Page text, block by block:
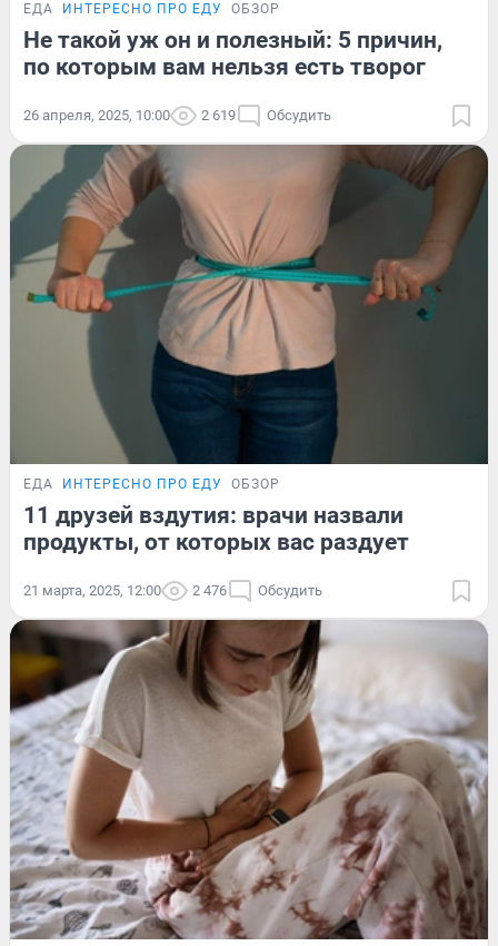
ЕДА ИНТЕРЕСНО ПРО ЕДУ ОБЗОР
Не такой уж он и полезный: 5 причин,
по которым вам нельзя есть творог
26 апреля, 2025, 10:00 2 619 Обсудить
ЕДА ИНТЕРЕСНО ПРО ЕДУ ОБЗОР
11 друзей вздутия: врачи назвали
продукты, от которых вас раздует
21 марта, 2025, 12:00 2 476 Обсудить